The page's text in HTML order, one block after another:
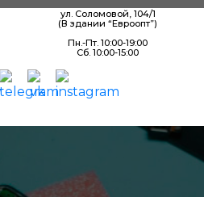
ул. Соломовой, 104/1
(В здании “Евроопт”)
Пн.-Пт. 10:00-19:00
Сб. 10:00-15:00